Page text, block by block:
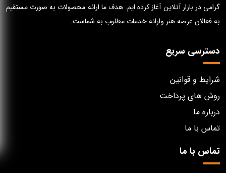
گرامی در بازار آنلاین آغاز کرده ایم. هدف ما ارائه محصولات به صورت مستقیم
به فعالان عرصه هنر وارائه خدمات مطلوب به شماست.
دسترسی سریع
شرایط و قوانین
روش های پرداخت
درباره ما
تماس با ما
تماس با ما